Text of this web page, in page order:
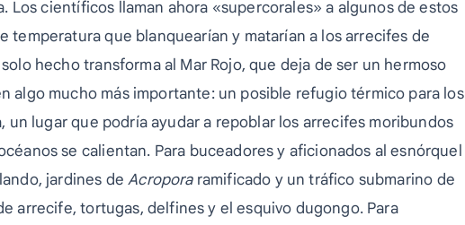
Los científicos llaman ahora «supercorales» a algunos de estos
temperatura que blanquearían y matarían a los arrecifes de
hecho transforma al Mar Rojo, que deja de ser un hermoso
algo mucho más importante: un posible refugio térmico para los
lugar que podría ayudar a repoblar los arrecifes moribundos
se calientan. Para buceadores y aficionados al esnórquel
jardines deAcroporaramificado y un tráfico submarino de
arrecife, tortugas, delfines y el esquivo dugongo. Para